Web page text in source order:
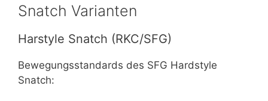
Snatch Varianten
Harstyle Snatch (RKC/SFG)
Bewegungsstandards des SFG Hardstyle
Snatch: